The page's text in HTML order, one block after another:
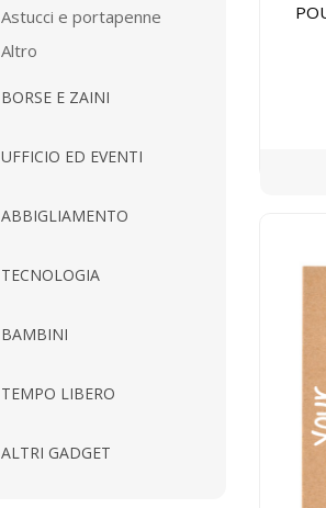
Astucci e portapenne
Altro
BORSE E ZAINI
UFFICIO ED EVENTI
ABBIGLIAMENTO
TECNOLOGIA
BAMBINI
TEMPO LIBERO
ALTRI GADGET